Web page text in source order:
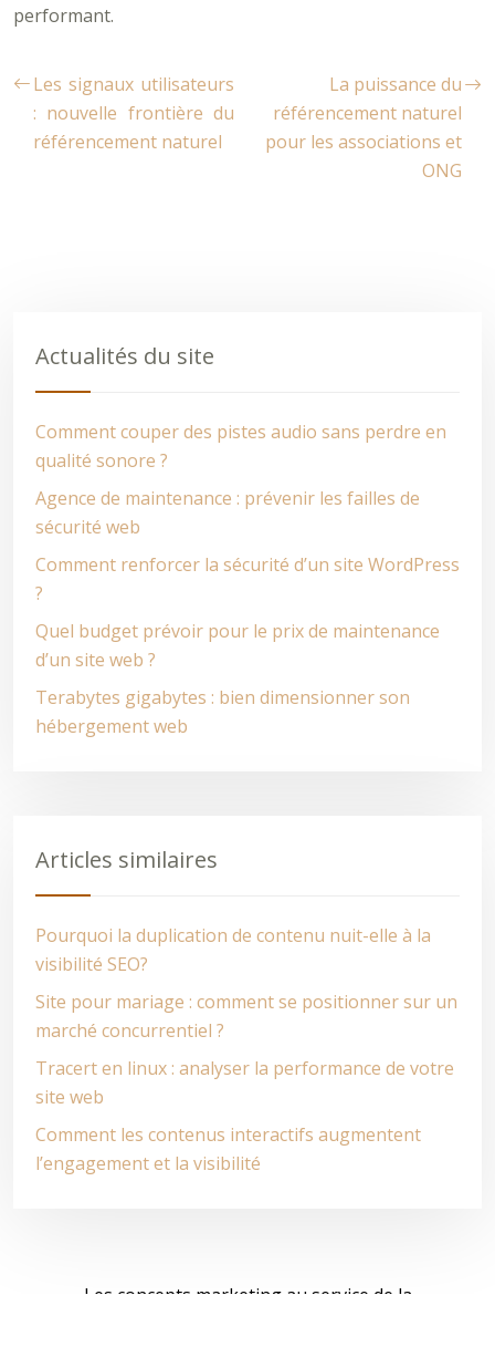
performant.
Les signaux utilisateurs
: nouvelle frontière du
référencement naturel
La puissance du
référencement naturel
pour les associations et
ONG
Actualités du site
Comment couper des pistes audio sans perdre en
qualité sonore ?
Agence de maintenance : prévenir les failles de
sécurité web
Comment renforcer la sécurité d’un site WordPress
?
Quel budget prévoir pour le prix de maintenance
d’un site web ?
Terabytes gigabytes : bien dimensionner son
hébergement web
Articles similaires
Pourquoi la duplication de contenu nuit-elle à la
visibilité SEO?
Site pour mariage : comment se positionner sur un
marché concurrentiel ?
Tracert en linux : analyser la performance de votre
site web
Comment les contenus interactifs augmentent
l’engagement et la visibilité
Les concepts marketing au service de la